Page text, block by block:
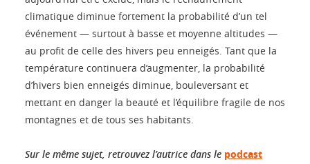
climatique diminue fortement la probabilité d’un tel
événement — surtout à basse et moyenne altitudes —
au profit de celle des hivers peu enneigés. Tant que la
température continuera d’augmenter, la probabilité
d’hivers bien enneigés diminue, bouleversant et
mettant en danger la beauté et l’équilibre fragile de nos
montagnes et de tous ses habitants.
Sur le même sujet, retrouvez l’autrice dans le podcast